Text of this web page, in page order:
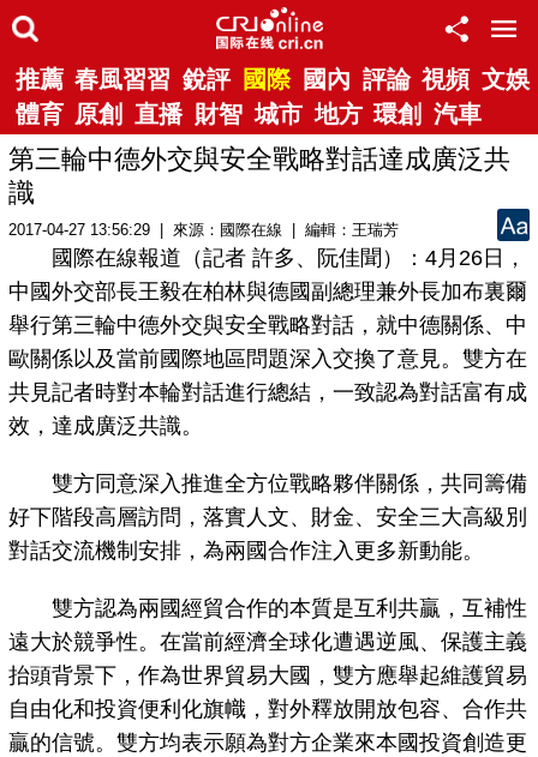
推薦 春風習習 銳評 國際 國內 評論 視頻 文娛
體育 原創 直播 財智 城市 地方 環創 汽車
第三輪中德外交與安全戰略對話達成廣泛共
識
2017-04-27 13:56:29 | 來源：國際在線 | 編輯：王瑞芳
國際在線報道（記者 許多、阮佳聞）：4月26日，
中國外交部長王毅在柏林與德國副總理兼外長加布裏爾
舉行第三輪中德外交與安全戰略對話，就中德關係、中
歐關係以及當前國際地區問題深入交換了意見。雙方在
共見記者時對本輪對話進行總結，一致認為對話富有成
效，達成廣泛共識。
雙方同意深入推進全方位戰略夥伴關係，共同籌備
好下階段高層訪問，落實人文、財金、安全三大高級別
對話交流機制安排，為兩國合作注入更多新動能。
雙方認為兩國經貿合作的本質是互利共贏，互補性
遠大於競爭性。在當前經濟全球化遭遇逆風、保護主義
抬頭背景下，作為世界貿易大國，雙方應舉起維護貿易
自由化和投資便利化旗幟，對外釋放開放包容、合作共
贏的信號。雙方均表示願為對方企業來本國投資創造更